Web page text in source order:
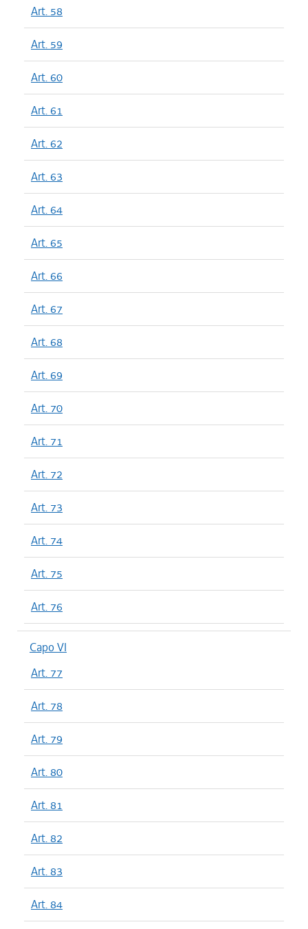
Art. 58
Art. 59
Art. 60
Art. 61
Art. 62
Art. 63
Art. 64
Art. 65
Art. 66
Art. 67
Art. 68
Art. 69
Art. 70
Art. 71
Art. 72
Art. 73
Art. 74
Art. 75
Art. 76
Capo VI
Art. 77
Art. 78
Art. 79
Art. 80
Art. 81
Art. 82
Art. 83
Art. 84